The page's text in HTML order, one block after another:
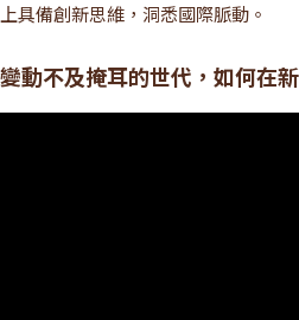
上具備創新思維，洞悉國際脈動。
變動不及掩耳的世代，如何在